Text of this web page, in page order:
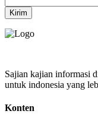
Kirim
Sajian kajian informasi
untuk indonesia yang
Konten